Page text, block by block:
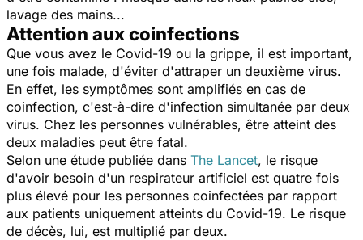
lavage des mains...
Attention aux coinfections
Que vous avez le Covid-19 ou la grippe, il est important,
une fois malade, d'éviter d'attraper un deuxième virus.
En effet, les symptômes sont amplifiés en cas de
coinfection, c'est-à-dire d'infection simultanée par deux
virus. Chez les personnes vulnérables, être atteint des
deux maladies peut être fatal.
Selon une étude publiée dans The Lancet, le risque
d'avoir besoin d'un respirateur artificiel est quatre fois
plus élevé pour les personnes coinfectées par rapport
aux patients uniquement atteints du Covid-19. Le risque
de décès, lui, est multiplié par deux.